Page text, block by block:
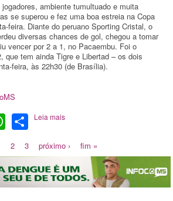
ambiente tumultuado e muita
se superou e fez uma boa estreia na Copa
feira. Diante do peruano Sporting Cristal, o
diversas chances de gol, chegou a tomar
vencer por 2 a 1, no Pacaembu. Foi o
que tem ainda Tigre e Libertad – os dois
feira, às 22h30 (de Brasília).
WhatsApp
Share
Leia mais
2 3 próximo › fim »